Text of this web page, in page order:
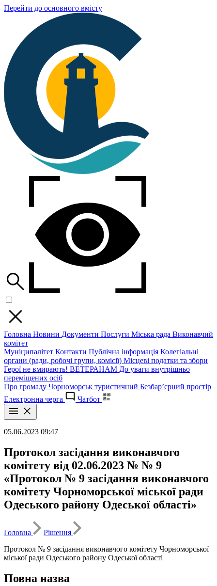
Перейти до основного вмісту
Головна Новини Документи Послуги Міська рада Виконавчий
комітет
Муніципалітет Контакти Публічна інформація Колегіальні
органи (ради, робочі групи, комісії) Місцеві податки та збори
Герої не вмирають! ВЕТЕРАНАМ До уваги внутрішньо
переміщених осіб
Про громаду Чорноморськ туристичний Безбар’єрний простір
Електронна черга
Чатбот
05.06.2023 09:47
Протокол засідання виконавчого
комітету від 02.06.2023 № № 9
«Протокол № 9 засідання виконавчого
комітету Чорноморської міської ради
Одеського району Одеської області»
Головна
Рішення
Протокол № 9 засідання виконавчого комітету Чорноморської
міської ради Одеського району Одеської області
Повна назва